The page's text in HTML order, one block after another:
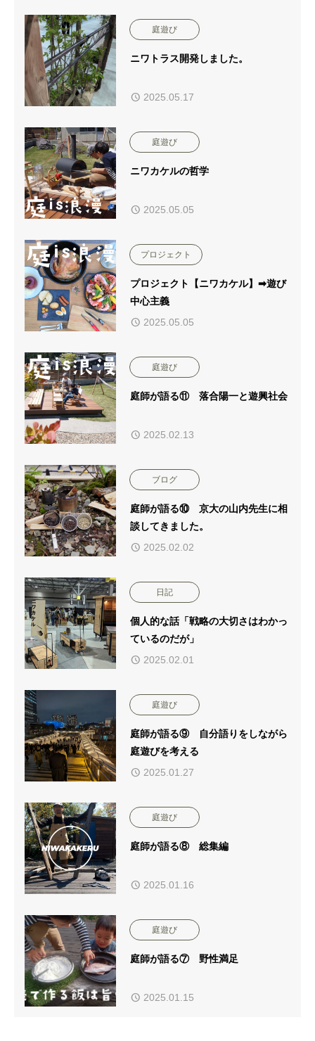
庭遊び
ニワトラス開発しました。
2025.05.17
庭遊び
ニワカケルの哲学
2025.05.05
プロジェクト
プロジェクト【ニワカケル】➡遊び
中心主義
2025.05.05
庭遊び
庭師が語る⑪ 落合陽一と遊興社会
2025.02.13
ブログ
庭師が語る⑩ 京大の山内先生に相
談してきました。
2025.02.02
日記
個人的な話「戦略の大切さはわかっ
ているのだが」
2025.02.01
庭遊び
庭師が語る⑨ 自分語りをしながら
庭遊びを考える
2025.01.27
庭遊び
庭師が語る⑧ 総集編
2025.01.16
庭遊び
庭師が語る⑦ 野性満足
2025.01.15